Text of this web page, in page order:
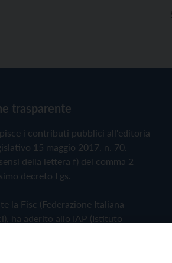
trasparente
i contributi pubblici all'editoria
15 maggio 2017, n. 70.
della lettera f) del comma 2
decreto Lgs.
la Fisc (Federazione Italiana
ha aderito allo IAP (Istituto